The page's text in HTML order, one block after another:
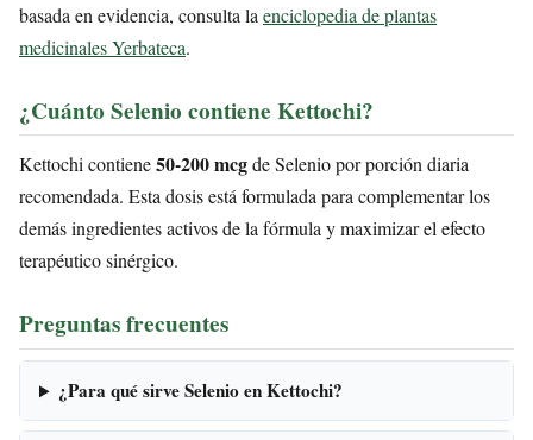
basada en evidencia, consulta la enciclopedia de plantas
medicinales Yerbateca.
¿Cuánto Selenio contiene Kettochi?
Kettochi contiene50-200 mcgde Selenio por porción diaria
recomendada. Esta dosis está formulada para complementar los
demás ingredientes activos de la fórmula y maximizar el efecto
terapéutico sinérgico.
Preguntas frecuentes
¿Para qué sirve Selenio en Kettochi?